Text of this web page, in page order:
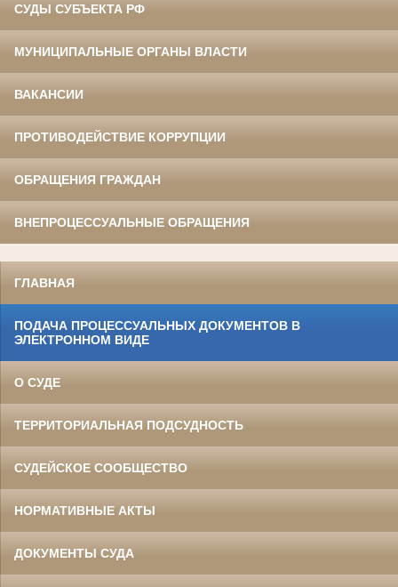
СУДЫ СУБЪЕКТА РФ
МУНИЦИПАЛЬНЫЕ ОРГАНЫ ВЛАСТИ
ВАКАНСИИ
ПРОТИВОДЕЙСТВИЕ КОРРУПЦИИ
ОБРАЩЕНИЯ ГРАЖДАН
ВНЕПРОЦЕССУАЛЬНЫЕ ОБРАЩЕНИЯ
ГЛАВНАЯ
ПОДАЧА ПРОЦЕССУАЛЬНЫХ ДОКУМЕНТОВ В
ЭЛЕКТРОННОМ ВИДЕ
О СУДЕ
ТЕРРИТОРИАЛЬНАЯ ПОДСУДНОСТЬ
СУДЕЙСКОЕ СООБЩЕСТВО
НОРМАТИВНЫЕ АКТЫ
ДОКУМЕНТЫ СУДА